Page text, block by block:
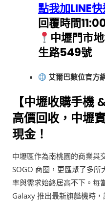
點我加LINE
回覆時間
中壢門市
生路549號
艾爾巴數位官方
【中壢收購手
高價回收，中壢
現金！
中壢區作為南桃園的商業與
SOGO 商圈，更匯聚了多
率與需求始終居高不下。每
Galaxy 推出最新旗艦機時